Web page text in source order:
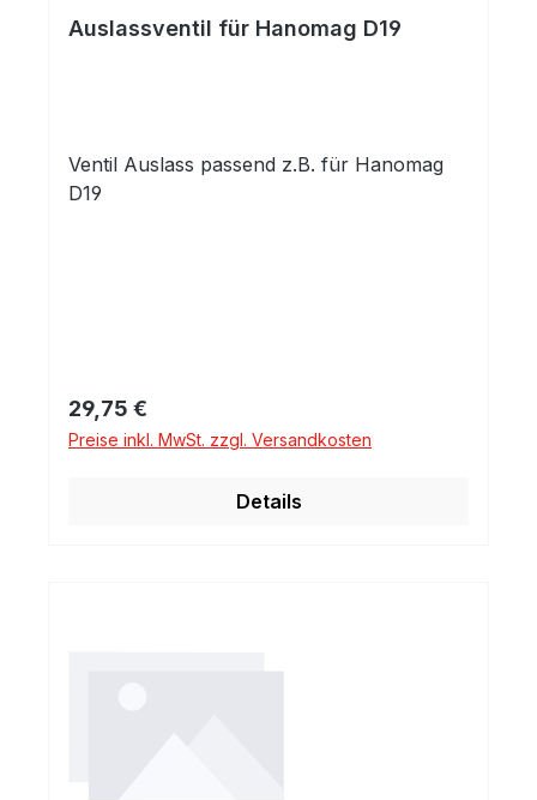
Auslassventil für Hanomag D19
Ventil Auslass passend z.B. für Hanomag
D19
Regulärer Preis:
29,75 €
Preise inkl. MwSt. zzgl. Versandkosten
Details